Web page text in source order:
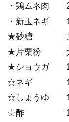
・鶏ムネ肉 2
・新玉ネギ
★砂糖 大
★片栗粉 大
★ショウガ
☆ネギ 1/
☆しょうゆ
☆酢 1/4